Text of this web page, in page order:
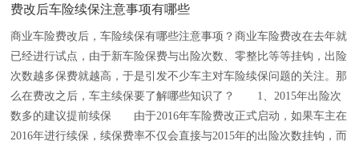
费改后车险续保注意事项有哪些
商业车险费改后，车险续保有哪些注意事项？商业车险费改在去年就
已经进行试点，由于新车险保费与出险次数、零整比等等挂钩，出险
次数越多保费就越高，于是引发不少车主对车险续保问题的关注。那
么在费改之后，车主续保要了解哪些知识了？ 1、2015年出险次
数多的建议提前续保 由于2016年车险费改正式启动，如果车主在
2016年进行续保，续保费率不仅会直接与2015年的出险次数挂钩，而